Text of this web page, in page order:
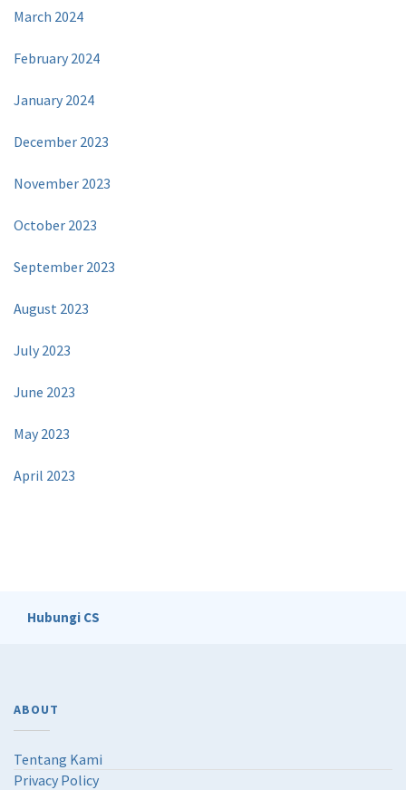
March 2024
February 2024
January 2024
December 2023
November 2023
October 2023
September 2023
August 2023
July 2023
June 2023
May 2023
April 2023
Hubungi CS
ABOUT
Tentang Kami
Privacy Policy